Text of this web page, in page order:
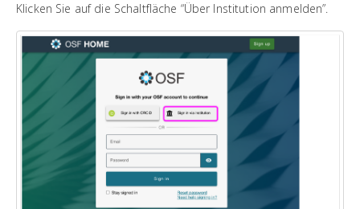
Klicken Sie auf die Schaltfläche “Über Institution anmelden”.